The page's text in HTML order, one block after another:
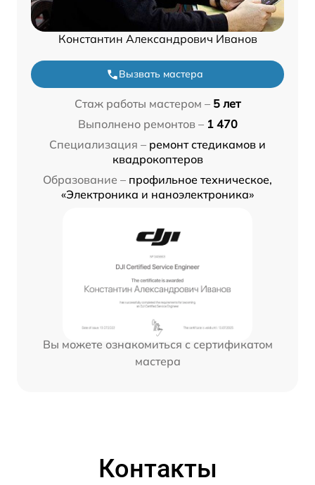
Константин Александрович Иванов
Вызвать мастера
Стаж работы мастером – 5 лет
Выполнено ремонтов – 1 470
Специализация – ремонт стедикамов и
квадрокоптеров
Образование – профильное техническое,
«Электроника и наноэлектроника»
Вы можете ознакомиться с сертификатом
мастера
Контакты